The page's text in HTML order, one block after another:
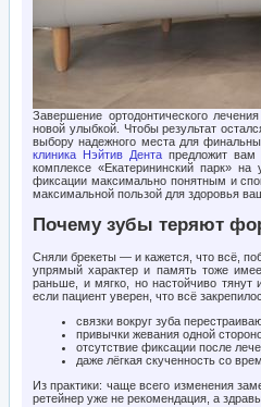
Завершение ортодонтического
новой улыбкой. Чтобы результат
выбору надежного места для
клиника Нэйтив Дентапредложит вам
комплексе «Екатерининский парк»
фиксации максимально понятным и
максимальной пользой для здоровья
Почему зубы теряют
Сняли брекеты — и кажется, что всё,
упрямый характер и память тоже
раньше, и мягко, но настойчиво тянут
если пациент уверен, что всё
связки вокруг зуба
привычки жевания одной
отсутствие фиксации после
даже лёгкая скученность со
Из практики: чаще всего изменения
ретейнер уже не рекомендация, а